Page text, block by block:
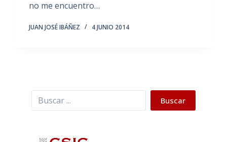
no me encuentro…
JUAN JOSÉ IBÁÑEZ 4 JUNIO 2014
Buscar Buscar